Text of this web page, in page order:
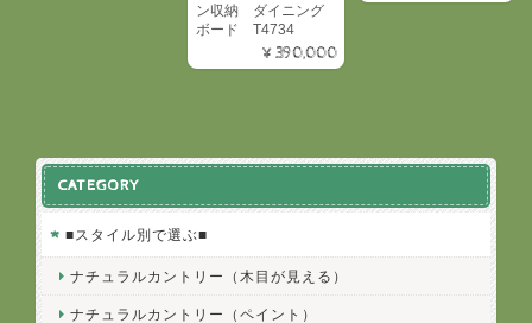
ン収納 ダイニング
ボード T4734
¥390,000
CATEGORY
■スタイル別で選ぶ■
ナチュラルカントリー（木目が見える）
ナチュラルカントリー（ペイント）